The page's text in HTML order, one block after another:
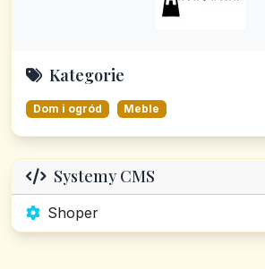
Kategorie
Dom i ogród Meble
Systemy CMS
Shoper